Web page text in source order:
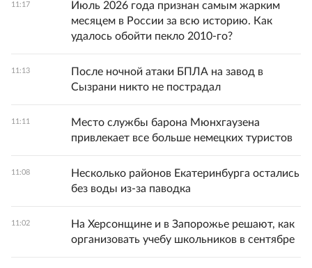
11:17
Июль 2026 года признан самым жарким
месяцем в России за всю историю. Как
удалось обойти пекло 2010-го?
11:13
После ночной атаки БПЛА на завод в
Сызрани никто не пострадал
11:11
Место службы барона Мюнхгаузена
привлекает все больше немецких туристов
11:08
Несколько районов Екатеринбурга остались
без воды из-за паводка
11:02
На Херсонщине и в Запорожье решают, как
организовать учебу школьников в сентябре